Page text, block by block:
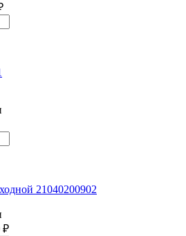
21040200902
₽